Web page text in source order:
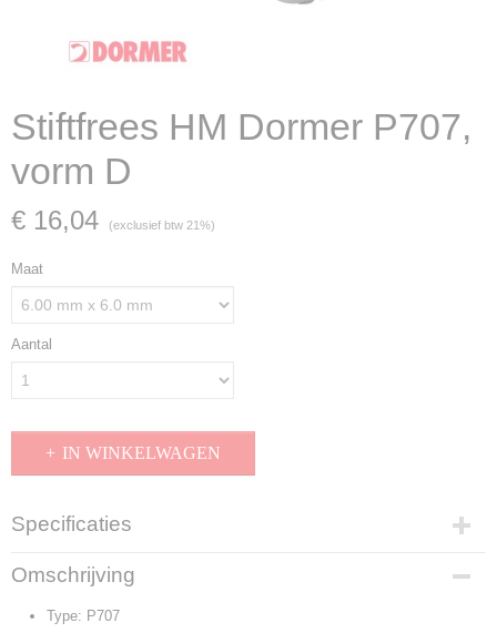
Stiftfrees HM Dormer P707,
vorm D
€ 16,04 (exclusief btw 21%)
Maat
Aantal
IN WINKELWAGEN
Specificaties
Productcode
P707
Omschrijving
Type: P707